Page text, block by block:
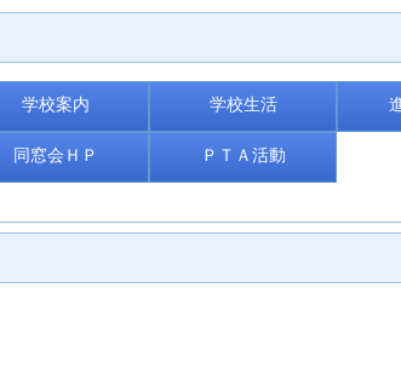
学校案内 学校生活
同窓会ＨＰ ＰＴＡ活動